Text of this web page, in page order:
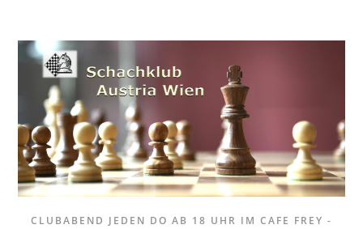
springen
CLUBABEND JEDEN DO AB 18 UHR IM CAFE FREY -